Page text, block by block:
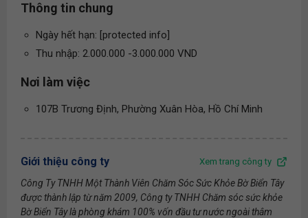
Thông tin chung
Ngày hết hạn: [protected info]
Thu nhập: 2.000.000 -3.000.000 VND
Nơi làm việc
107B Trương Định, Phường Xuân Hòa, Hồ Chí Minh
Giới thiệu công ty Xem trang công ty
Công Ty TNHH Một Thành Viên Chăm Sóc Sức Khỏe Bờ Biển Tây
được thành lập từ năm 2009, Công ty TNHH Chăm sóc sức khỏe
Bờ Biển Tây là phòng khám 100% vốn đầu tư nước ngoài thâm